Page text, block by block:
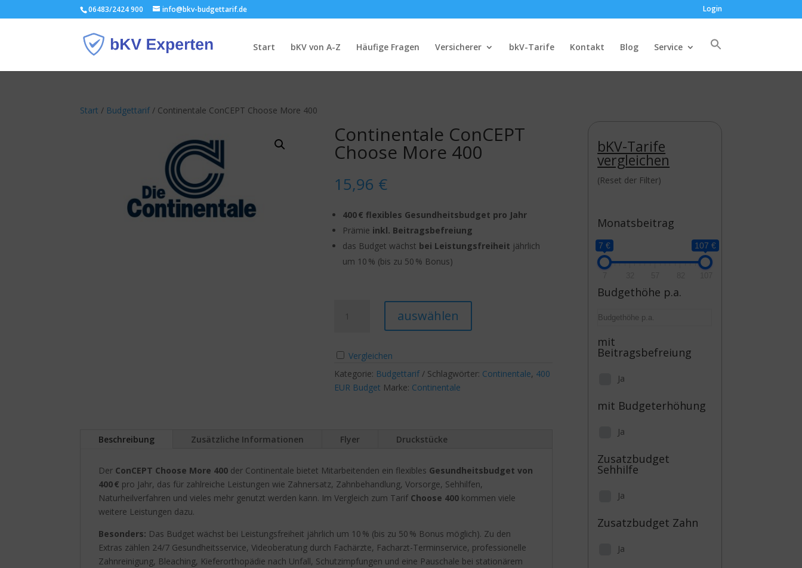
06483/2424 900 info@bkv-budgettarif.de Login
Start bKV von A-Z Häufige Fragen Versicherer bkV-Tarife Kontakt Blog Service
Start / Budgettarif/ Continentale ConCEPT Choose More 400
Continentale ConCEPT
Choose More 400
15,96 €
400 € flexibles Gesundheitsbudget pro Jahr
Prämie inkl. Beitragsbefreiung
das Budget wächst bei Leistungsfreiheit jährlich
um 10 % (bis zu 50 % Bonus)
ConCEPT
400
Menge
auswählen
t
n
Vergleichen
Kategorie: Budgettarif Schlagwörter: Continentale, 400
EUR Budget Marke: Continentale
Beschreibung Zusätzliche Informationen Flyer Druckstücke
Der ConCEPT Choose More 400 der Continentale bietet Mitarbeitenden ein flexibles Gesundheitsbudget von
400 € pro Jahr, das für zahlreiche Leistungen wie Zahnersatz, Zahnbehandlung, Vorsorge, Sehhilfen,
Naturheilverfahren und vieles mehr genutzt werden kann. Im Vergleich zum Tarif Choose 400 kommen viele
weitere Leistungen dazu.
Besonders: Das Budget wächst bei Leistungsfreiheit jährlich um 10 % (bis zu 50 % Bonus möglich). Zu den
Extras zählen 24/7 Gesundheitsservice, Videoberatung durch Fachärzte, Facharzt-Terminservice, professionelle
Zahnreinigung, Bleaching, Kieferorthopädie nach Unfall, Schutzimpfungen und eine Pauschale bei stationärem
bKV-Tarife
vergleichen
(Reset der Filter)
Monatsbeitrag
7 € 107 €
Budgethöhe p.a.
mit
Beitragsbefreiung
Ja
mit Budgeterhöhung
Ja
Zusatzbudget
Sehhilfe
Ja
Zusatzbudget Zahn
Ja